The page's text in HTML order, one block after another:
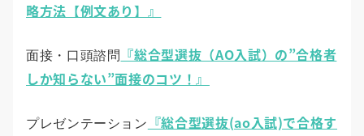
略方法【例文あり】』
面接・口頭諮問 『総合型選抜（AO入試）の”合格者
しか知らない”面接のコツ！』
プレゼンテーション 『総合型選抜(ao入試)で合格す